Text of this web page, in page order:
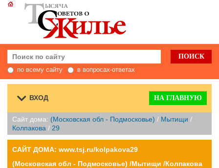
по всему сайту в вопросах-ответах
ВХОД НА ГЛАВНУЮ
Сайт дома: (Московская обл - Подмосковье) / Мытищи /
Колпакова / 29
САЙТ ДОМА: www.tsj.ru/kolpakova29
(Московская обл - Подмосковье) /Мытищи /Колпакова